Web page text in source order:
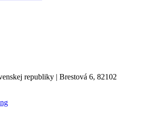
republiky | Brestová 6, 82102